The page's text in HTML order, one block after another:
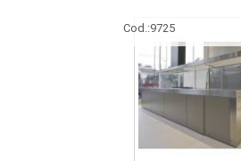
Cod.:9725